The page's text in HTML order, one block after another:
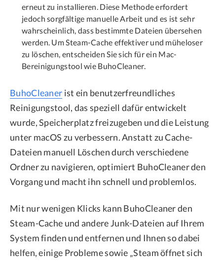
erneut zu installieren. Diese Methode erfordert
jedoch sorgfältige manuelle Arbeit und es ist sehr
wahrscheinlich, dass bestimmte Dateien übersehen
werden. Um Steam-Cache effektiver und müheloser
zu löschen, entscheiden Sie sich für ein Mac-
Bereinigungstool wie BuhoCleaner.
BuhoCleaner ist ein benutzerfreundliches
Reinigungstool, das speziell dafür entwickelt
wurde, Speicherplatz freizugeben und die Leistung
unter macOS zu verbessern. Anstatt zu Cache-
Dateien manuell Löschen durch verschiedene
Ordner zu navigieren, optimiert BuhoCleaner den
Vorgang und macht ihn schnell und problemlos.
Mit nur wenigen Klicks kann BuhoCleaner den
Steam-Cache und andere Junk-Dateien auf Ihrem
System finden und entfernen und Ihnen so dabei
helfen, einige Probleme sowie „Steam öffnet sich